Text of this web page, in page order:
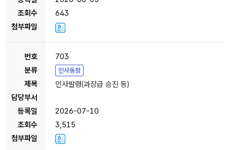
643
703
인사동정
인사발령(과장급 승진 등)
2026-07-10
3,515